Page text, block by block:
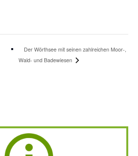
Der Wörthsee mit seinen zahlreichen Moor-,
Wald- und Badewiesen